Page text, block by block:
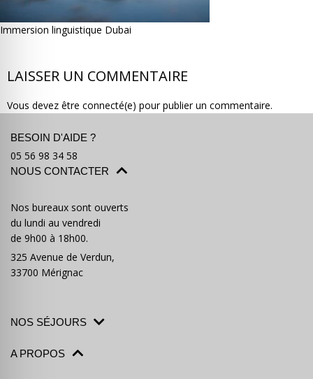
Immersion linguistique Dubai
LAISSER UN COMMENTAIRE
Vous devez être connecté(e) pour publier un commentaire.
BESOIN D'AIDE ?
05 56 98 34 58
NOUS CONTACTER
Nos bureaux sont ouverts
du lundi au vendredi
de 9h00 à 18h00.
325 Avenue de Verdun,
33700 Mérignac
NOS SÉJOURS
A PROPOS
partir ? Devis & contact